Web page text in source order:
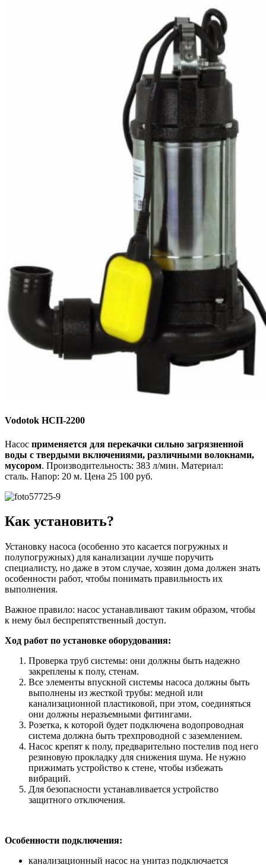
Vodotok HCП-2200
Насос применяется для перекачки сильно загрязненной
воды с твердыми включениями, различными волокнами,
мусором. Производительность: 383 л/мин. Материал:
сталь. Напор: 20 м. Цена 25 100 руб.
Как установить?
Установку насоса (особенно это касается погружных и
полупогружных) для канализации лучше поручить
специалисту, но даже в этом случае, хозяин дома должен знать
особенности работ, чтобы понимать правильность их
выполнения.
Важное правило: насос устанавливают таким образом, чтобы
к нему был беспрепятственный доступ.
Ход работ по установке оборудования:
Проверка труб системы: они должны быть надежно
закреплены к полу, стенам.
Все элементы впускной системы насоса должны быть
выполнены из жесткой трубы: медной или
канализационной пластиковой, при этом, соединяться
они должны неразъемными фитингами.
Розетка, к которой будет подключена водопроводная
система должна быть трехпроводной с заземлением.
Насос крепят к полу, предварительно постелив под него
резиновую прокладку для снижения шума. Не нужно
прижимать устройство к стене, чтобы избежать
вибраций.
Для безопасности устанавливается устройство
защитного отключения.
Особенности подключения:
канализационный насос на унитаз подключается